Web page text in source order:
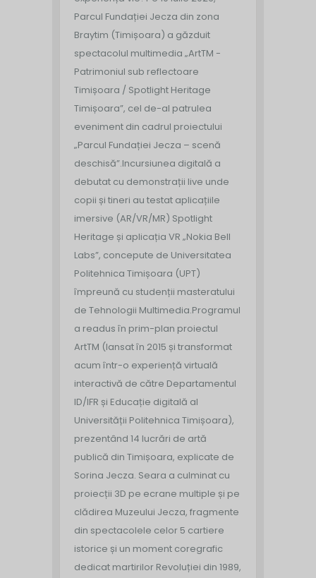
Parcul Fundației Jecza din zona
Braytim (Timișoara) a găzduit
spectacolul multimedia „ArtTM -
Patrimoniul sub reflectoare
Timișoara / Spotlight Heritage
Timișoara”, cel de-al patrulea
eveniment din cadrul proiectului
„Parcul Fundației Jecza – scenă
deschisă”.Incursiunea digitală a
debutat cu demonstrații live unde
copii și tineri au testat aplicațiile
imersive (AR/VR/MR) Spotlight
Heritage și aplicația VR „Nokia Bell
Labs”, concepute de Universitatea
Politehnica Timișoara (UPT)
împreună cu studenții masteratului
de Tehnologii Multimedia.Programul
a readus în prim-plan proiectul
ArtTM (lansat în 2015 și transformat
acum într-o experiență virtuală
interactivă de către Departamentul
ID/IFR și Educație digitală al
Universității Politehnica Timișoara),
prezentând 14 lucrări de artă
publică din Timișoara, explicate de
Sorina Jecza. Seara a culminat cu
proiecții 3D pe ecrane multiple și pe
clădirea Muzeului Jecza, fragmente
din spectacolele celor 5 cartiere
istorice și un moment coregrafic
dedicat martirilor Revoluției din 1989,